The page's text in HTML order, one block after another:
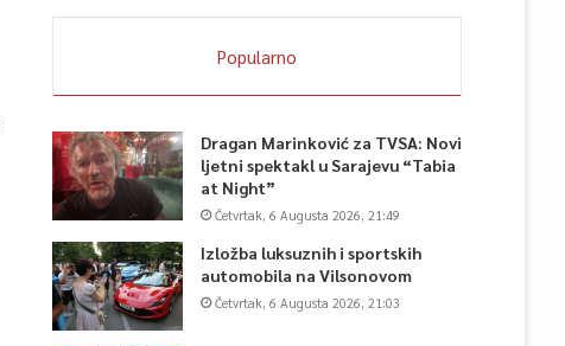
Popularno
Dragan Marinković za TVSA: Novi
ljetni spektakl u Sarajevu “Tabia
at Night”
Četvrtak, 6 Augusta 2026, 21:49
Izložba luksuznih i sportskih
automobila na Vilsonovom
Četvrtak, 6 Augusta 2026, 21:03